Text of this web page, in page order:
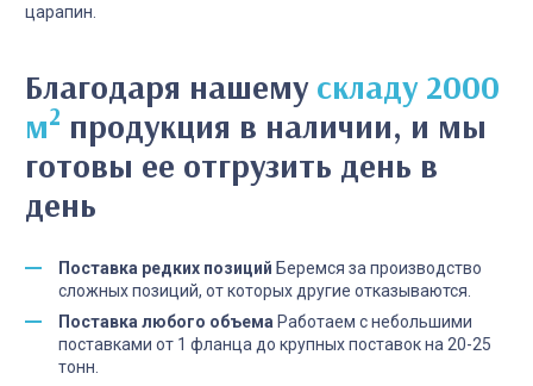
царапин.
Благодаря нашему складу 2000
м2 продукция в наличии, и мы
готовы ее отгрузить день в
день
Поставка редких позиций Беремся за производство
сложных позиций, от которых другие отказываются.
Поставка любого объема Работаем с небольшими
поставками от 1 фланца до крупных поставок на 20-25
тонн.